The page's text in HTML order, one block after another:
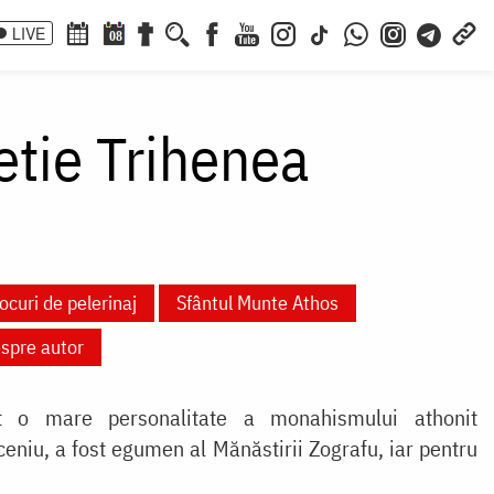
LIVE 08
Trihenea
de pelerinaj
Sfântul Munte Athos
autor
mare personalitate a monahismului athonit
a fost egumen al Mănăstirii Zografu, iar pentru